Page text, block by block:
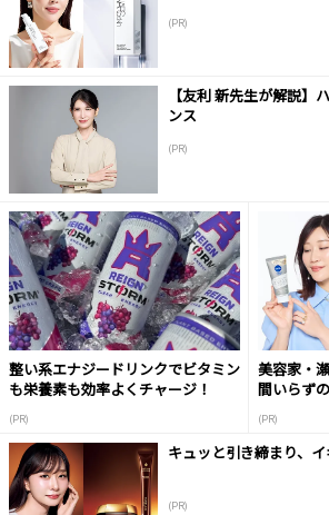
(PR)
【友利 新先生が解説】
ンス
(PR)
整い系エナジードリンクでビタミン
も栄養素も効率よくチャージ！
(PR)
美容家・
間いらず
(PR)
キュッと引き締まり、
(PR)